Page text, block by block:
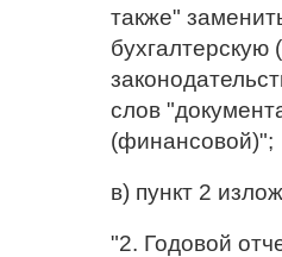
также"
бухгалтерскую
слов
(финансовой)";
в) пункт 2
"2. Годовой